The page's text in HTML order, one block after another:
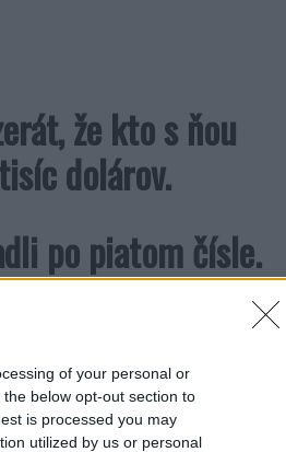
of your personal or
below opt-out section to
is processed you may
utilized by us or personal
že kto s ňou
dolárov.
po piatom čísle.
Slovenska, tak sa